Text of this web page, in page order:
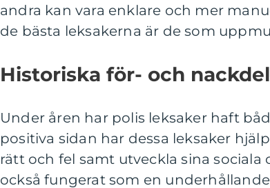
andra kan vara enklare och mer
de bästa leksakerna är de som
Historiska för- och
Under åren har polis leksaker haft
positiva sidan har dessa leksaker
rätt och fel samt utveckla sina
också fungerat som en